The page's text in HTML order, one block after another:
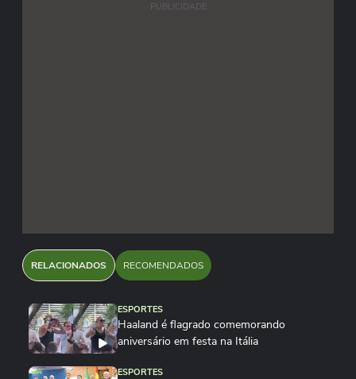
PUBLICIDADE
RELACIONADOS RECOMENDADOS
ESPORTES
Haaland é flagrado comemorando
aniversário em festa na Itália
ESPORTES